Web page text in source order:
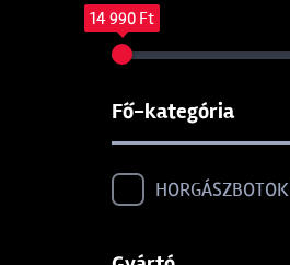
14 990 Ft
Fő-kategória
HORGÁSZBOTOK